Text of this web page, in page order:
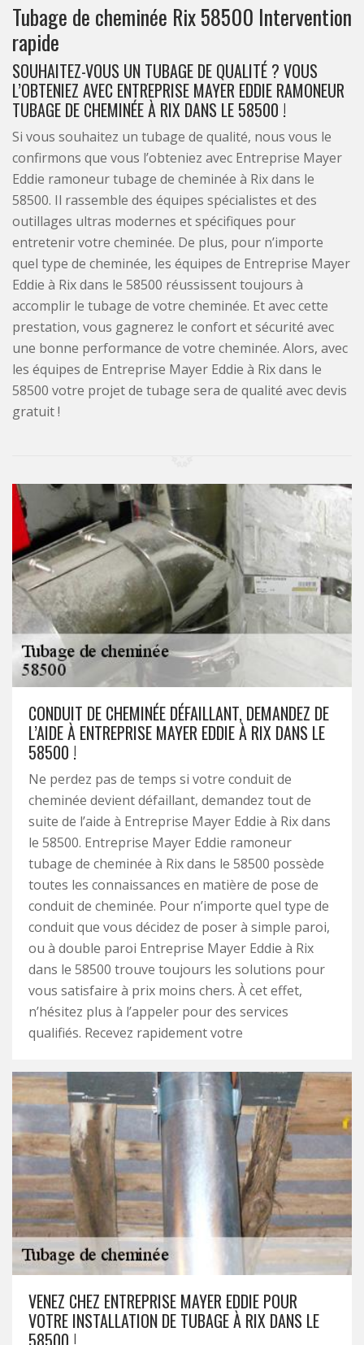
Tubage de cheminée Rix 58500 Intervention
rapide
SOUHAITEZ-VOUS UN TUBAGE DE QUALITÉ ? VOUS
L’OBTENIEZ AVEC ENTREPRISE MAYER EDDIE RAMONEUR
TUBAGE DE CHEMINÉE À RIX DANS LE 58500 !
Si vous souhaitez un tubage de qualité, nous vous le
confirmons que vous l’obteniez avec Entreprise Mayer
Eddie ramoneur tubage de cheminée à Rix dans le
58500. Il rassemble des équipes spécialistes et des
outillages ultras modernes et spécifiques pour
entretenir votre cheminée. De plus, pour n’importe
quel type de cheminée, les équipes de Entreprise Mayer
Eddie à Rix dans le 58500 réussissent toujours à
accomplir le tubage de votre cheminée. Et avec cette
prestation, vous gagnerez le confort et sécurité avec
une bonne performance de votre cheminée. Alors, avec
les équipes de Entreprise Mayer Eddie à Rix dans le
58500 votre projet de tubage sera de qualité avec devis
gratuit !
CONDUIT DE CHEMINÉE DÉFAILLANT, DEMANDEZ DE
L’AIDE À ENTREPRISE MAYER EDDIE À RIX DANS LE
58500 !
Ne perdez pas de temps si votre conduit de
cheminée devient défaillant, demandez tout de
suite de l’aide à Entreprise Mayer Eddie à Rix dans
le 58500. Entreprise Mayer Eddie ramoneur
tubage de cheminée à Rix dans le 58500 possède
toutes les connaissances en matière de pose de
conduit de cheminée. Pour n’importe quel type de
conduit que vous décidez de poser à simple paroi,
ou à double paroi Entreprise Mayer Eddie à Rix
dans le 58500 trouve toujours les solutions pour
vous satisfaire à prix moins chers. À cet effet,
n’hésitez plus à l’appeler pour des services
qualifiés. Recevez rapidement votre
VENEZ CHEZ ENTREPRISE MAYER EDDIE POUR
VOTRE INSTALLATION DE TUBAGE À RIX DANS LE
58500 !